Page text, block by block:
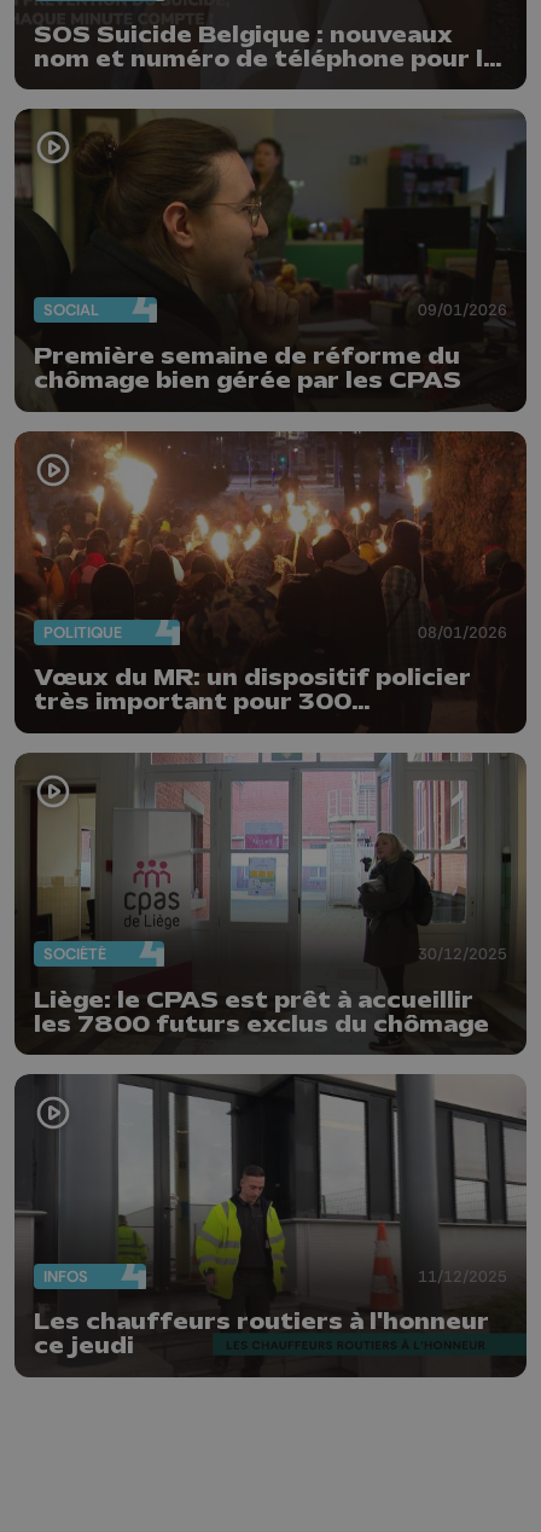
SOS Suicide Belgique : nouveaux
nom et numéro de téléphone pour la
prévention du suicide
SOCIAL 09/01/2026
Première semaine de réforme du
chômage bien gérée par les CPAS
POLITIQUE 08/01/2026
Vœux du MR: un dispositif policier
très important pour 300
manifestants
SOCIÉTÉ 30/12/2025
Liège: le CPAS est prêt à accueillir
les 7800 futurs exclus du chômage
INFOS 11/12/2025
Les chauffeurs routiers à l'honneur
ce jeudi